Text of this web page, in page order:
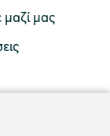
μαζί μας